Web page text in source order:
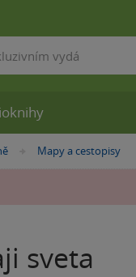
»
Mapy a cestopisy
sveta